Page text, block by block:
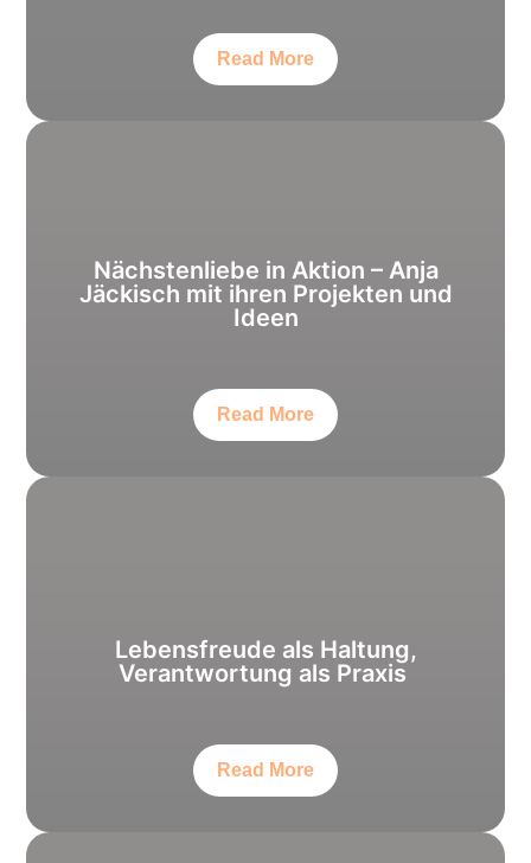
Read More
Nächstenliebe in Aktion – Anja
Jäckisch mit ihren Projekten und
Ideen
Read More
Lebensfreude als Haltung,
Verantwortung als Praxis
Read More